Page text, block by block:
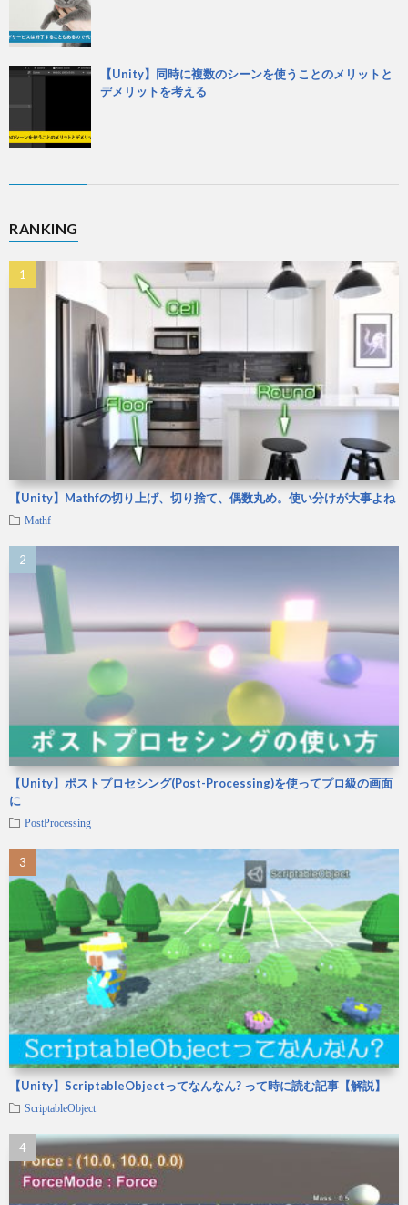
【Unity】同時に複数のシーンを使うことのメリットと
デメリットを考える
RANKING
【Unity】Mathfの切り上げ、切り捨て、偶数丸め。使い分けが大事よね
Mathf
【Unity】ポストプロセシング(Post-Processing)を使ってプロ級の画面
に
PostProcessing
【Unity】ScriptableObjectってなんなん? って時に読む記事【解説】
ScriptableObject